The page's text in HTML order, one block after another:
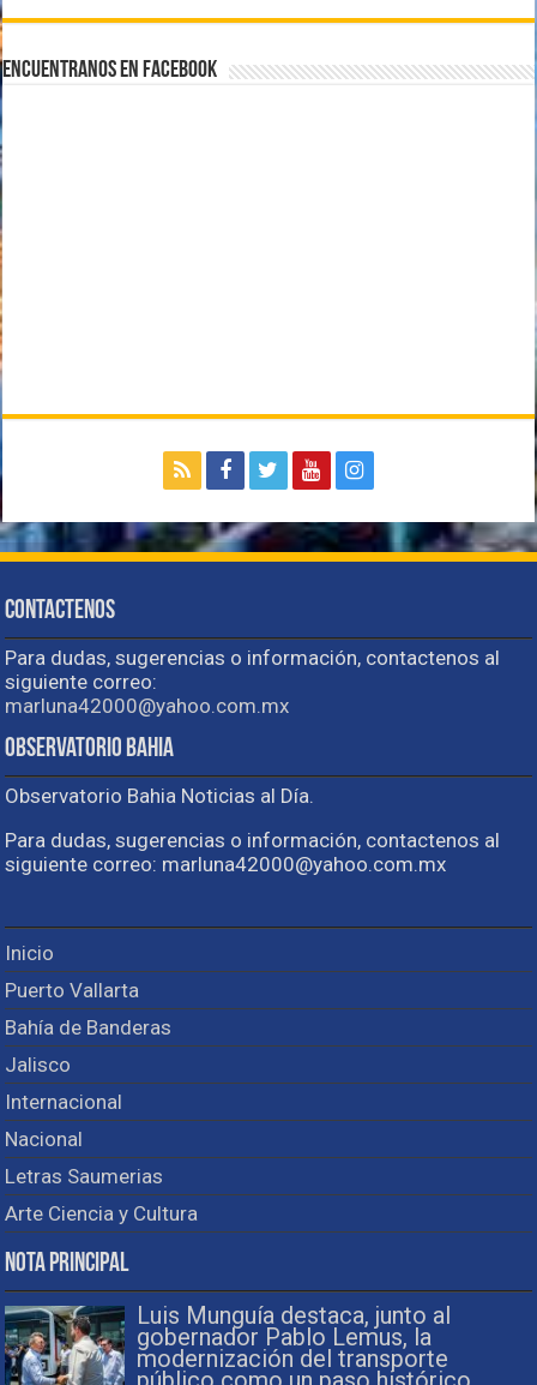
Encuentranos en Facebook
Contactenos
Para dudas, sugerencias o información, contactenos al
siguiente correo:
marluna42000@yahoo.com.mx
Observatorio Bahia
Observatorio Bahia Noticias al Día.
Para dudas, sugerencias o información, contactenos al
siguiente correo: marluna42000@yahoo.com.mx
Inicio
Puerto Vallarta
Bahía de Banderas
Jalisco
Internacional
Nacional
Letras Saumerias
Arte Ciencia y Cultura
Nota Principal
Luis Munguía destaca, junto al
gobernador Pablo Lemus, la
modernización del transporte